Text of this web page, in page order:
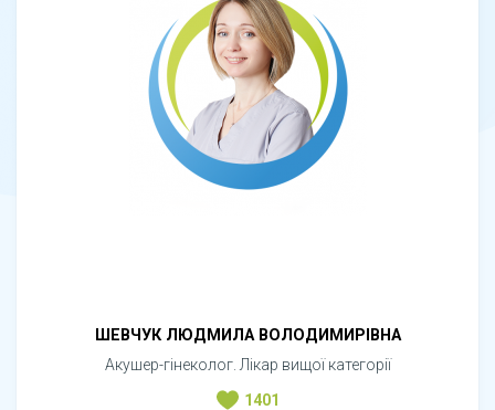
ШЕВЧУК ЛЮДМИЛА ВОЛОДИМИРІВНА
Акушер-гінеколог. Лікар вищої категорії
1401